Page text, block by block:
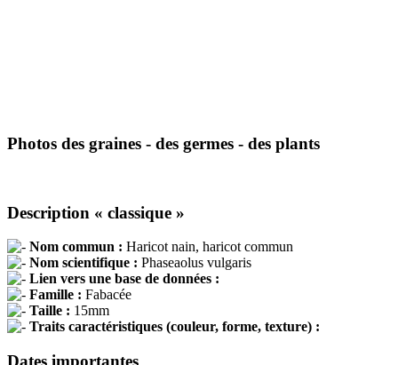
Photos des graines - des germes - des plants
Description « classique »
Nom commun : Haricot nain, haricot commun
Nom scientifique : Phaseaolus vulgaris
Lien vers une base de données :
Famille : Fabacée
Taille : 15mm
Traits caractéristiques (couleur, forme, texture) :
Dates importantes